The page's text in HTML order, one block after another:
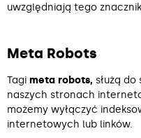
uwzględniają tego
Meta Robots
Tagi meta robots, służą
naszych stronach
możemy wyłączyć
internetowych lub linków.